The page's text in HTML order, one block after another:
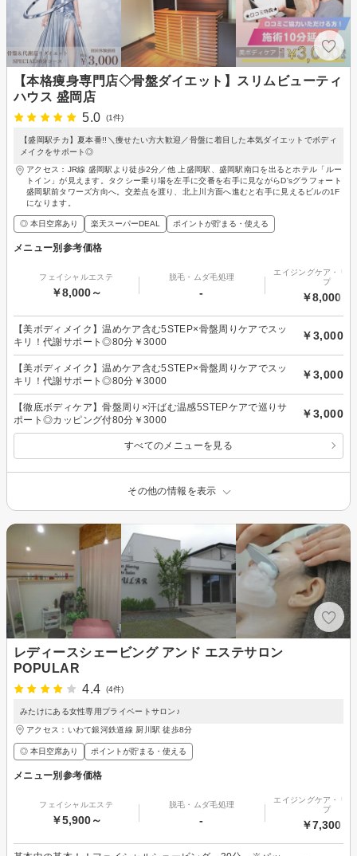
【本格痩身専門店◇骨盤ダイエット】スリムビューティ
ハウス 盛岡店
5.0
(1件)
【盛岡駅チカ】夏本番!!＼痩せたい方大歓迎／骨盤に着目した本気ダイエットでボディ
メイクをサポート◎
アクセス：JR線 盛岡駅より徒歩2分／他 上盛岡駅、盛岡駅南口を出るとホテル「ルー
トイン」が見えます。タクシー乗り場を左手に交番を右手に見ながらD'sグラフォート
盛岡駅前タワーズ方向へ。交差点を渡り、北上川方面へ進むと右手に見えるビルの1F
になります。
◎ 本日空席あり 楽天スーパーDEAL ポイントが貯まる・使える
メニュー別参考価格
フェイシャルエステ
￥8,000～
脱毛・ムダ毛処理
-
エイジングケア・リ
プ
￥8,000～
【美ボディメイク】温めケア含む5STEP×骨盤周りケアでスッ
キリ！代謝サポート◎80分￥3000
￥3,000
【美ボディメイク】温めケア含む5STEP×骨盤周りケアでスッ
キリ！代謝サポート◎80分￥3000
￥3,000
【徹底ボディケア】骨盤周り×汗ばむ温感5STEPケアで巡りサ
ポート◎カッピング付80分￥3000
￥3,000
すべてのメニューを見る
その他の情報を表示
レディースシェービング アンド エステサロン
POPULAR
4.4
(4件)
みたけにある女性専用プライベートサロン♪
アクセス：いわて銀河鉄道線 厨川駅 徒歩8分
◎ 本日空席あり ポイントが貯まる・使える
メニュー別参考価格
フェイシャルエステ
￥5,900～
脱毛・ムダ毛処理
-
エイジングケア・リ
プ
￥7,300～